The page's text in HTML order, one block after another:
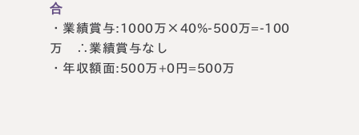
合
・業績賞与:1000万×40%-500万=-100
万 ∴業績賞与なし
・年収額面:500万+0円=500万